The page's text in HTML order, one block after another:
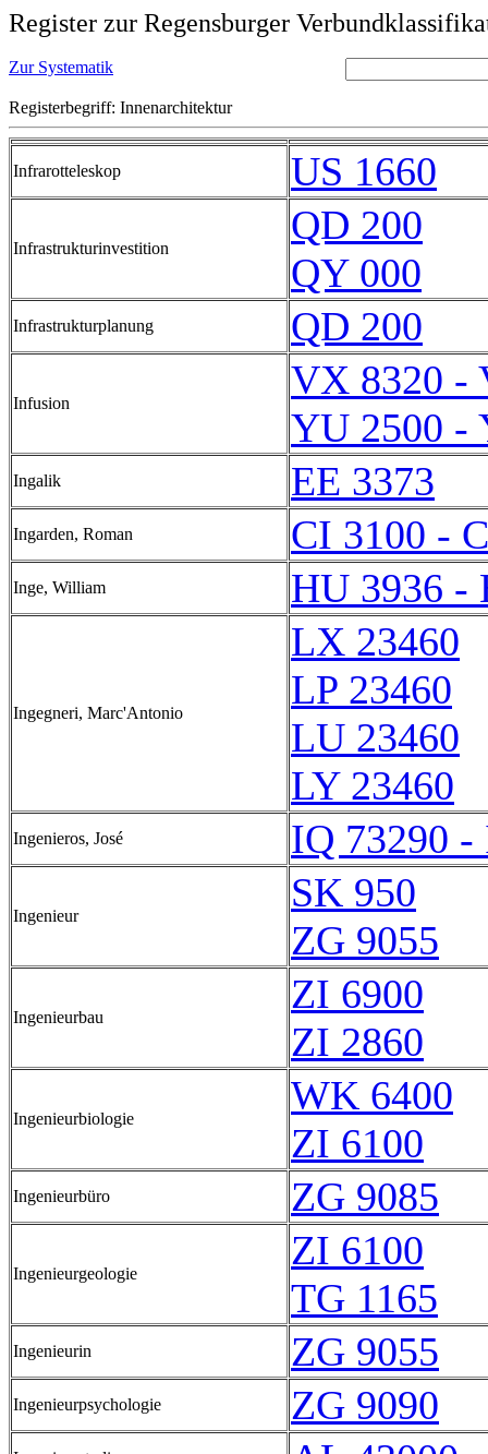
Register zur Regensburger
Zur Systematik
Registerbegriff: Innenarchitektur
Infrarotteleskop US 1660
Infrastrukturinvestition
QD 200
QY 000
Infrastrukturplanung QD 200
Infusion
VX 8320 -
YU 2500 -
Ingalik EE 3373
Ingarden, Roman CI 3100 -
Inge, William HU 3936 -
Ingegneri, Marc'Antonio
LX 23460
LP 23460
LU 23460
LY 23460
Ingenieros, José IQ 73290 -
Ingenieur
SK 950
ZG 9055
Ingenieurbau
ZI 6900
ZI 2860
Ingenieurbiologie
WK 6400
ZI 6100
Ingenieurbüro ZG 9085
Ingenieurgeologie
ZI 6100
TG 1165
Ingenieurin ZG 9055
Ingenieurpsychologie ZG 9090